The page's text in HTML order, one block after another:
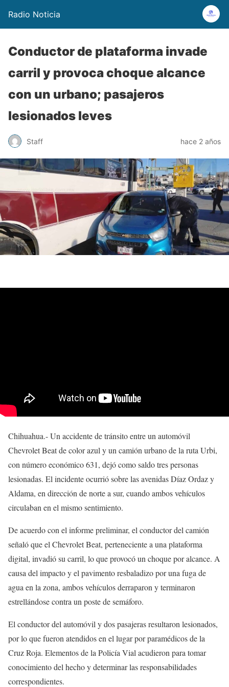
Radio Noticia
Conductor de plataforma invade
carril y provoca choque alcance
con un urbano; pasajeros
lesionados leves
Staff hace 2 años
Chihuahua.- Un accidente de tránsito entre un automóvil
Chevrolet Beat de color azul y un camión urbano de la ruta Urbi,
con número económico 631, dejó como saldo tres personas
lesionadas. El incidente ocurrió sobre las avenidas Díaz Ordaz y
Aldama, en dirección de norte a sur, cuando ambos vehículos
circulaban en el mismo sentimiento.
De acuerdo con el informe preliminar, el conductor del camión
señaló que el Chevrolet Beat, perteneciente a una plataforma
digital, invadió su carril, lo que provocó un choque por alcance. A
causa del impacto y el pavimento resbaladizo por una fuga de
agua en la zona, ambos vehículos derraparon y terminaron
estrellándose contra un poste de semáforo.
El conductor del automóvil y dos pasajeras resultaron lesionados,
por lo que fueron atendidos en el lugar por paramédicos de la
Cruz Roja. Elementos de la Policía Vial acudieron para tomar
conocimiento del hecho y determinar las responsabilidades
correspondientes.